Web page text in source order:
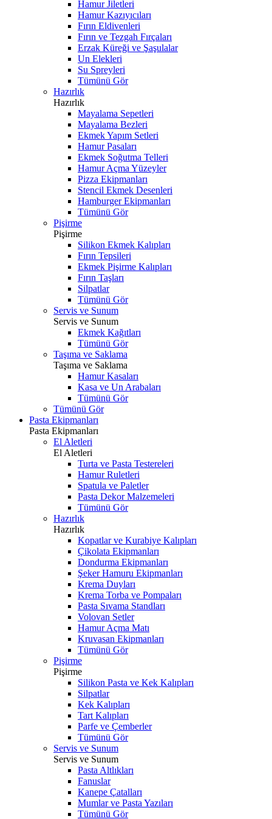
Hamur Jiletleri
Hamur Kazıyıcıları
Fırın Eldivenleri
Fırın ve Tezgah Fırçaları
Erzak Küreği ve Şaşulalar
Un Elekleri
Su Spreyleri
Tümünü Gör
Hazırlık
Hazırlık
Mayalama Sepetleri
Mayalama Bezleri
Ekmek Yapım Setleri
Hamur Pasaları
Ekmek Soğutma Telleri
Hamur Açma Yüzeyler
Pizza Ekipmanları
Stencil Ekmek Desenleri
Hamburger Ekipmanları
Tümünü Gör
Pişirme
Pişirme
Silikon Ekmek Kalıpları
Fırın Tepsileri
Ekmek Pişirme Kalıpları
Fırın Taşları
Silpatlar
Tümünü Gör
Servis ve Sunum
Servis ve Sunum
Ekmek Kağıtları
Tümünü Gör
Taşıma ve Saklama
Taşıma ve Saklama
Hamur Kasaları
Kasa ve Un Arabaları
Tümünü Gör
Tümünü Gör
Pasta Ekipmanları
Pasta Ekipmanları
El Aletleri
El Aletleri
Turta ve Pasta Testereleri
Hamur Ruletleri
Spatula ve Paletler
Pasta Dekor Malzemeleri
Tümünü Gör
Hazırlık
Hazırlık
Kopatlar ve Kurabiye Kalıpları
Çikolata Ekipmanları
Dondurma Ekipmanları
Şeker Hamuru Ekipmanları
Krema Duyları
Krema Torba ve Pompaları
Pasta Sıvama Standları
Volovan Setler
Hamur Açma Matı
Kruvasan Ekipmanları
Tümünü Gör
Pişirme
Pişirme
Silikon Pasta ve Kek Kalıpları
Silpatlar
Kek Kalıpları
Tart Kalıpları
Parfe ve Çemberler
Tümünü Gör
Servis ve Sunum
Servis ve Sunum
Pasta Altlıkları
Fanuslar
Kanepe Çatalları
Mumlar ve Pasta Yazıları
Tümünü Gör